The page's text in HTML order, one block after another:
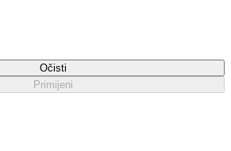
Očisti
Primijeni